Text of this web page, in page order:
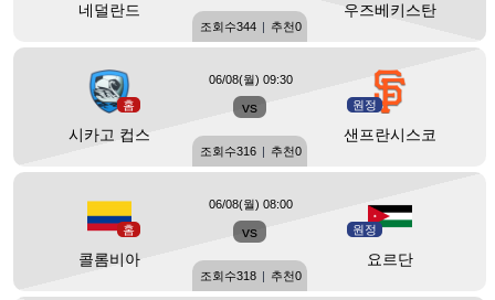
네덜란드 우즈베키스탄
조회수344 | 추천0
홈
시카고 컵스
vs 원정
샌프란시스코
06/08(월) 09:30
조회수316 | 추천0
홈
콜롬비아
vs 원정
요르단
06/08(월) 08:00
조회수318 | 추천0